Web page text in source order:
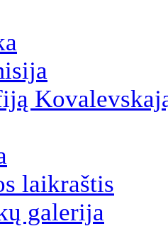
laikraštis
galerija